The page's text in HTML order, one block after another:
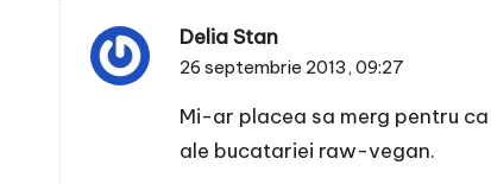
Delia Stan
26 septembrie 2013, 09:27
Mi-ar placea sa merg pentru
ale bucatariei raw-vegan.